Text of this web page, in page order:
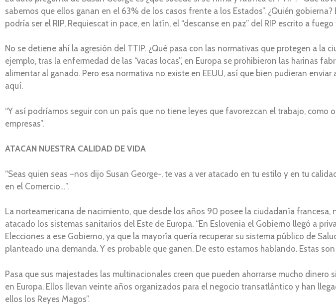
sabemos que ellos ganan en el 63% de los casos frente a los Estados”. ¿Quién
podría ser el RIP, Requiescat in pace, en latín, el “descanse en paz” del RIP escrito a
No se detiene ahí la agresión del TTIP. ¿Qué pasa con las normativas que protegen a la
ejemplo, tras la enfermedad de las “vacas locas”, en Europa se prohibieron las harinas
alimentar al ganado. Pero esa normativa no existe en EEUU, así que bien pudieran
aquí.
“Y así podríamos seguir con un país que no tiene leyes que favorezcan el trabajo, como
empresas”.
ATACAN NUESTRA CALIDAD DE VIDA
“Seas quien seas –nos dijo Susan George-, te vas a ver atacado en tu estilo y en tu
en el Comercio…”.
La norteamericana de nacimiento, que desde los años 90 posee la ciudadanía
atacado los sistemas sanitarios del Este de Europa. “En Eslovenia el Gobierno llegó a
Elecciones a ese Gobierno, ya que la mayoría quería recuperar su sistema público de
planteado una demanda. Y es probable que ganen. De esto estamos hablando. Estas
Pasa que sus majestades las multinacionales creen que pueden ahorrarse mucho
en Europa. Ellos llevan veinte años organizados para el negocio transatlántico y han
ellos los Reyes Magos”.